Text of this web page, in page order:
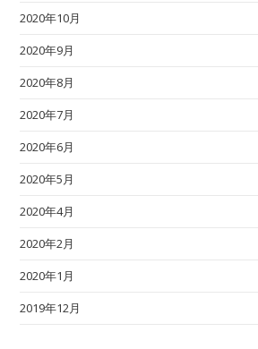
2020年10月
2020年9月
2020年8月
2020年7月
2020年6月
2020年5月
2020年4月
2020年2月
2020年1月
2019年12月